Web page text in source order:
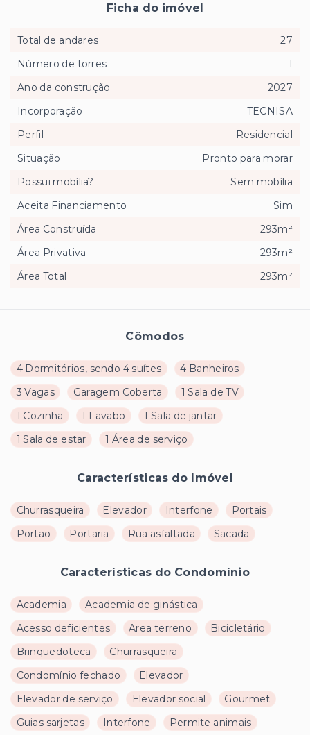
Cômodos
4 Dormitórios, sendo 4 suítes
4 Banheiros
3 Vagas
Garagem Coberta
1 Sala de TV
1 Cozinha
1 Lavabo
1 Sala de jantar
1 Sala de estar
1 Área de serviço
Características do Imóvel
Churrasqueira Elevador Interfone
Portais
Portao
Portaria Rua asfaltada Sacada
Características do Condomínio
Academia
Academia de ginástica
Acesso deficientes
Area terreno
Bicicletário
Brinquedoteca
Churrasqueira
Condomínio fechado
Elevador
Elevador de serviço
Elevador social
Gourmet
Guias sarjetas
Interfone
Permite animais
Ficha do imóvel
Total de andares
27
Número de torres
1
Ano da construção
2027
Incorporação
TECNISA
Perfil
Residencial
Situação
Pronto para morar
Possui mobília?
Sem mobília
Aceita Financiamento
Sim
Área Construída
293m²
Área Privativa
293m²
Área Total
293m²